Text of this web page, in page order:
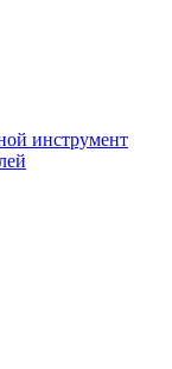
инструмент